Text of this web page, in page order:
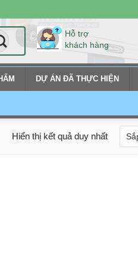
Hỗ trợ
khách hàng
DỰ ÁN ĐÃ THỰC HIỆN
Hiển thị kết quả duy nhất